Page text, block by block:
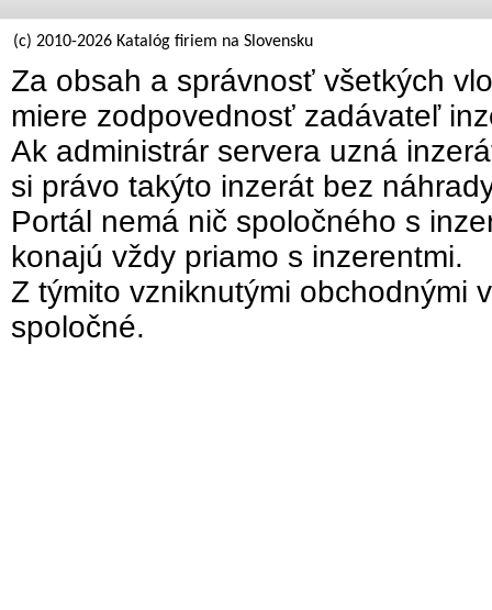
(c) 2010-2026 Katalóg firiem na Slovensku
Za obsah a správnosť všetkých
miere zodpovednosť zadávateľ
Ak administrár servera uzná
si právo takýto inzerát bez
Portál nemá nič spoločného s
konajú vždy priamo s inzerentmi.
Z týmito vzniknutými obchodnými
spoločné.